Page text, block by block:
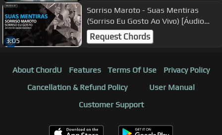
3:05
Sorriso Maroto - Suas Mentiras
(Sorriso Eu Gosto Ao Vivo) [Áudio
Oficial]
Request Chords
About ChordU Features Terms Of Use
Privacy Policy
Cancellation & Refund Policy
User Manual
Customer Support